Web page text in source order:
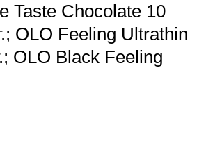
Taste Chocolate 10
OLO Feeling Ultrathin
OLO Black Feeling